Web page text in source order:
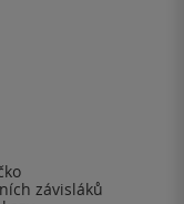
závisláků